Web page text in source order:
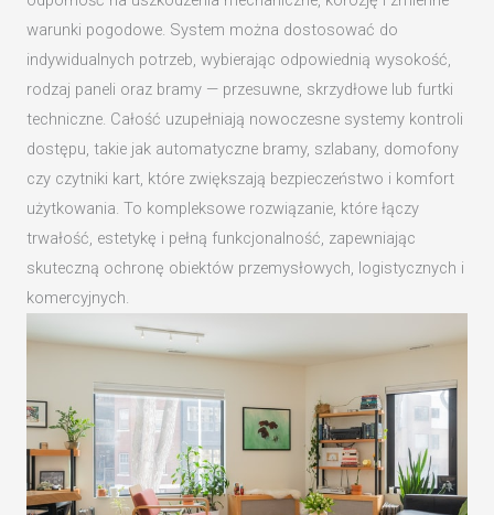
warunki pogodowe. System można dostosować do
indywidualnych potrzeb, wybierając odpowiednią wysokość,
rodzaj paneli oraz bramy — przesuwne, skrzydłowe lub furtki
techniczne. Całość uzupełniają nowoczesne systemy kontroli
dostępu, takie jak automatyczne bramy, szlabany, domofony
czy czytniki kart, które zwiększają bezpieczeństwo i komfort
użytkowania. To kompleksowe rozwiązanie, które łączy
trwałość, estetykę i pełną funkcjonalność, zapewniając
skuteczną ochronę obiektów przemysłowych, logistycznych i
komercyjnych.